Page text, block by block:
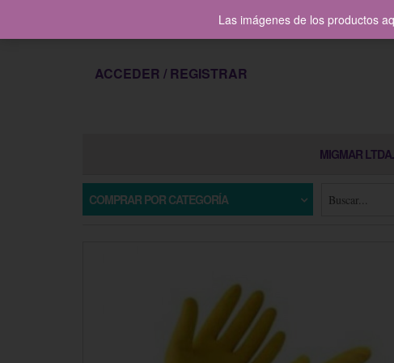
contacto@migmarltda.com
ACCEDER / REGISTRAR
MIGMAR LTDA.
COMPRAR POR CATEGORÍA
Las imágenes de los productos